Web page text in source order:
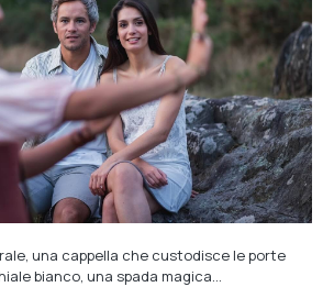
una cappella che custodisce le porte
bianco, una spada magica…